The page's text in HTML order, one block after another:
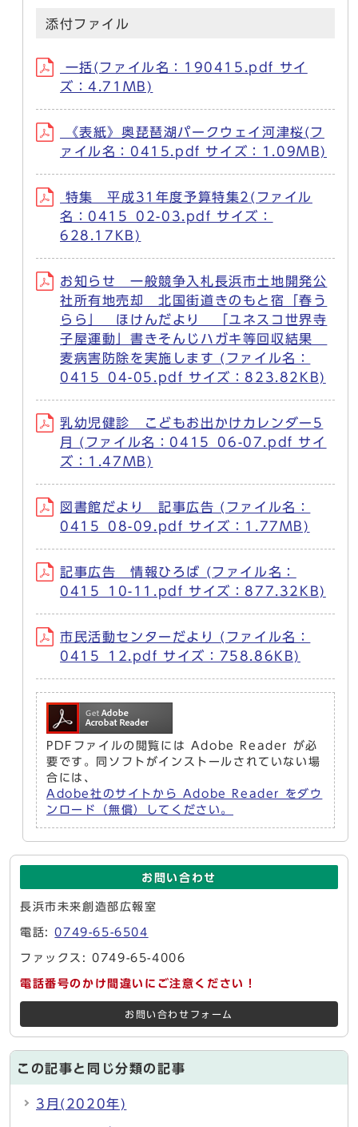
添付ファイル
一括(ファイル名：190415.pdf サイ
ズ：4.71MB)
《表紙》奥琵琶湖パークウェイ河津桜(フ
ァイル名：0415.pdf サイズ：1.09MB)
特集 平成31年度予算特集2(ファイル
名：0415_02-03.pdf サイズ：
628.17KB)
お知らせ 一般競争入札長浜市土地開発公
社所有地売却 北国街道きのもと宿「春う
らら」 ほけんだより 「ユネスコ世界寺
子屋運動」書きそんじハガキ等回収結果
麦病害防除を実施します (ファイル名：
0415_04-05.pdf サイズ：823.82KB)
乳幼児健診 こどもお出かけカレンダー5
月 (ファイル名：0415_06-07.pdf サイ
ズ：1.47MB)
図書館だより 記事広告 (ファイル名：
0415_08-09.pdf サイズ：1.77MB)
記事広告 情報ひろば (ファイル名：
0415_10-11.pdf サイズ：877.32KB)
市民活動センターだより (ファイル名：
0415_12.pdf サイズ：758.86KB)
PDFファイルの閲覧には Adobe Reader が必
要です。同ソフトがインストールされていない場
合には、
Adobe社のサイトから Adobe Reader をダウ
ンロード（無償）してください。
お問い合わせ
長浜市未来創造部広報室
電話:0749-65-6504
ファックス: 0749-65-4006
電話番号のかけ間違いにご注意ください！
お問い合わせフォーム
この記事と同じ分類の記事
3月(2020年)